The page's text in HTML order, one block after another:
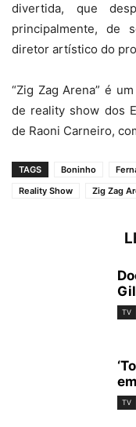
divertida, que
principalmente, de
diretor artístico do
“Zig Zag Arena” é
de reality show dos
de Raoni Carneiro,
TAGS Boninho
Reality Show
Zig Zag
TV
TV